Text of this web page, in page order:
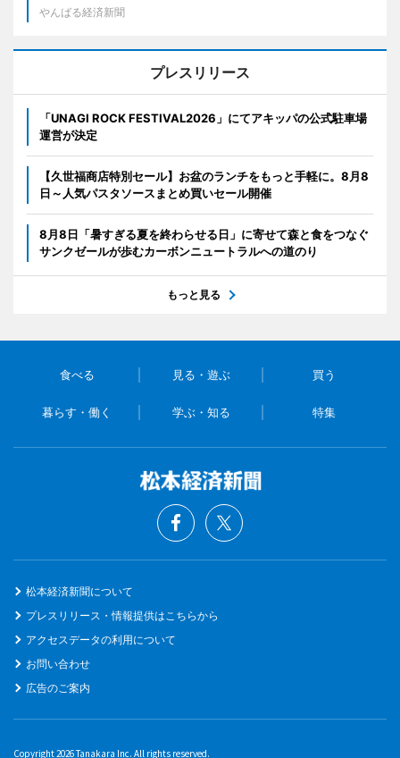
やんばる経済新聞
プレスリリース
「UNAGI ROCK FESTIVAL2026」にてアキッパの公式駐車場
運営が決定
【久世福商店特別セール】お盆のランチをもっと手軽に。8月8
日～人気パスタソースまとめ買いセール開催
8月8日「暑すぎる夏を終わらせる日」に寄せて森と食をつなぐ
サンクゼールが歩むカーボンニュートラルへの道のり
もっと見る
食べる 見る・遊ぶ 買う
暮らす・働く 学ぶ・知る 特集
松本経済新聞について
プレスリリース・情報提供はこちらから
アクセスデータの利用について
お問い合わせ
広告のご案内
Copyright 2026 Tanakara Inc. All rights reserved.